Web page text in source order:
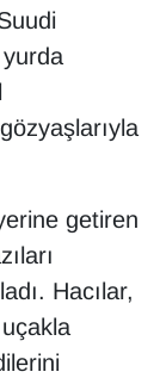
getiren
Hacılar,